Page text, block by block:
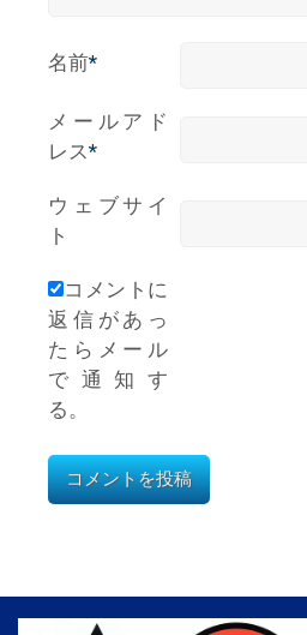
名前*
メールアド
レス*
ウェブサイ
ト
コメントに
返信があっ
たらメール
で通知す
る。